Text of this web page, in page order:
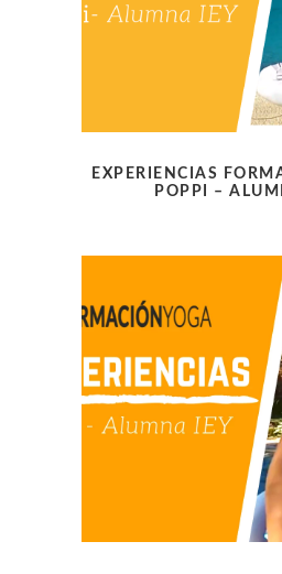
EXPERIENCIAS
POPPI –